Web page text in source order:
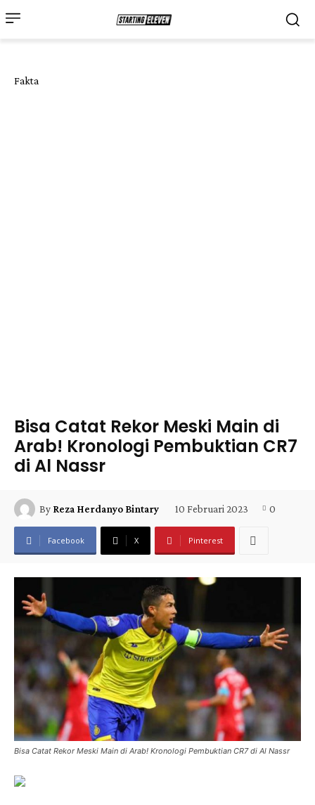
Fakta
Bisa Catat Rekor Meski Main di
Arab! Kronologi Pembuktian CR7
di Al Nassr
By Reza Herdanyo Bintary 10 Februari 2023 0
Facebook X Pinterest
Bisa Catat Rekor Meski Main di Arab! Kronologi Pembuktian CR7 di Al Nassr